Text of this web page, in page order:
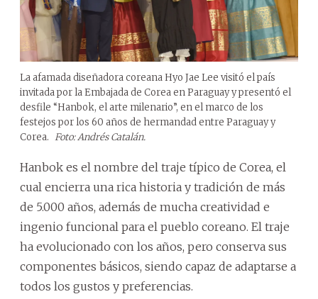
La afamada diseñadora coreana Hyo Jae Lee visitó el país
invitada por la Embajada de Corea en Paraguay y presentó el
desfile “Hanbok, el arte milenario”, en el marco de los
festejos por los 60 años de hermandad entre Paraguay y
Corea. Foto: Andrés Catalán.
Hanbok es el nombre del traje típico de Corea, el
cual encierra una rica historia y tradición de más
de 5.000 años, además de mucha creatividad e
ingenio funcional para el pueblo coreano. El traje
ha evolucionado con los años, pero conserva sus
componentes básicos, siendo capaz de adaptarse a
todos los gustos y preferencias.